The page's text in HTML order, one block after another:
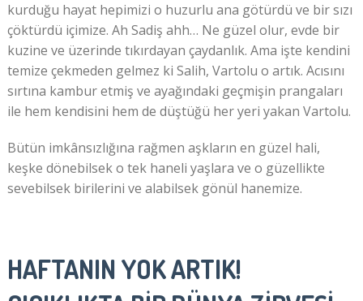
kurduğu hayat hepimizi o huzurlu ana götürdü ve bir sızı
çöktürdü içimize. Ah Sadiş ahh… Ne güzel olur, evde bir
kuzine ve üzerinde tıkırdayan çaydanlık. Ama işte kendini
temize çekmeden gelmez ki Salih, Vartolu o artık. Acısını
sırtına kambur etmiş ve ayağındaki geçmişin prangaları
ile hem kendisini hem de düştüğü her yeri yakan Vartolu.
Bütün imkânsızlığına rağmen aşkların en güzel hali,
keşke dönebilsek o tek haneli yaşlara ve o güzellikte
sevebilsek birilerini ve alabilsek gönül hanemize.
HAFTANIN YOK ARTIK!